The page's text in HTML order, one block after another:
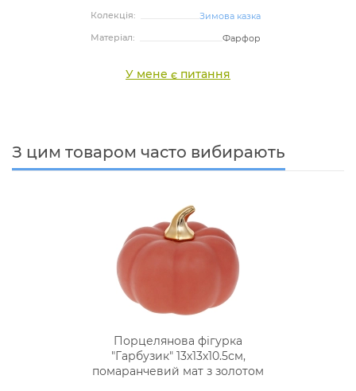
Колекція:
Зимова казка
Матеріал:
Фарфор
У мене є питання
З цим товаром часто вибирають
Порцелянова фігурка
"Гарбузик" 13х13х10.5см,
помаранчевий мат з золотом